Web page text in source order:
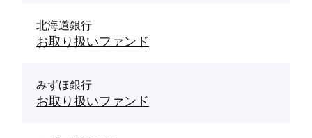
北海道銀行
お取り扱いファンド
みずほ銀行
お取り扱いファンド